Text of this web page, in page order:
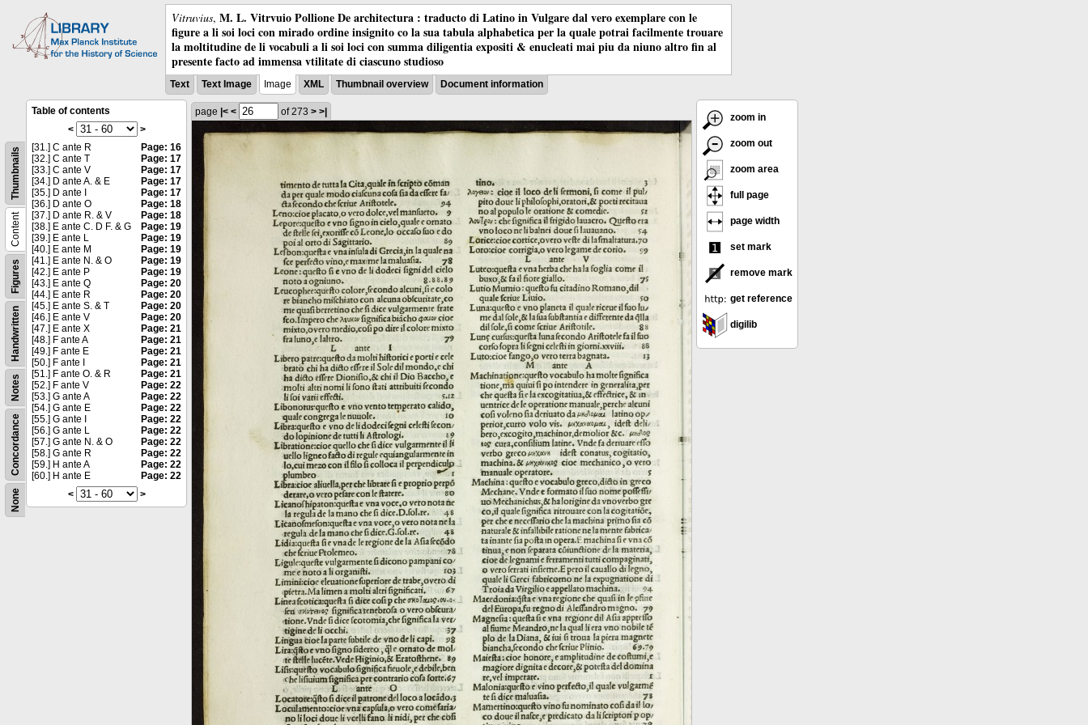
Vitruvius, M. L. Vitrvuio Pollione De architectura : traducto di Latino in Vulgare dal vero exemplare con le
figure a li soi loci con mirado ordine insignito co la sua tabula alphabetica per la quale potrai facilmente trouare
la moltitudine de li vocabuli a li soi loci con summa diligentia expositi & enucleati mai piu da niuno altro fin al
presente facto ad immensa vtilitate di ciascuno studioso
Text Text Image Image XML Thumbnail overview Document information
None
Concordance
Notes
Handwritten
Figures
Content
Thumbnails
Table of contents
<
>
[31.] C ante R
Page: 16
[32.] C ante T
Page: 17
[33.] C ante V
Page: 17
[34.] D ante A. & E
Page: 17
[35.] D ante I
Page: 17
[36.] D ante O
Page: 18
[37.] D ante R. & V
Page: 18
[38.] E ante C. D F. & G
Page: 19
[39.] E ante L
Page: 19
[40.] E ante M
Page: 19
[41.] E ante N. & O
Page: 19
[42.] E ante P
Page: 19
[43.] E ante Q
Page: 20
[44.] E ante R
Page: 20
[45.] E ante S. & T
Page: 20
[46.] E ante V
Page: 20
[47.] E ante X
Page: 21
[48.] F ante A
Page: 21
[49.] F ante E
Page: 21
[50.] F ante I
Page: 21
[51.] F ante O. & R
Page: 21
[52.] F ante V
Page: 22
[53.] G ante A
Page: 22
[54.] G ante E
Page: 22
[55.] G ante I
Page: 22
[56.] G ante L
Page: 22
[57.] G ante N. & O
Page: 22
[58.] G ante R
Page: 22
[59.] H ante A
Page: 22
[60.] H ante E
Page: 22
<
>
page |< < of 273 > >|
zoom in
zoom out
zoom area
full page
page width
set mark
remove mark
get reference
digilib